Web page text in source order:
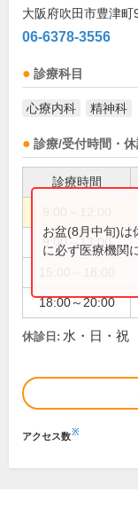
大阪府吹田市豊津
06-6378-3556
診療科目
心療内科 精神科
診療/受付時間・休
診療時間
9:00～13:00
18:00～20:00
お盆(8月中旬)は
に必ず医療機関
休診日: 水・日・祝
アクセス数※